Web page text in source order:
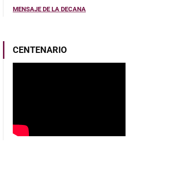
MENSAJE DE LA DECANA
CENTENARIO